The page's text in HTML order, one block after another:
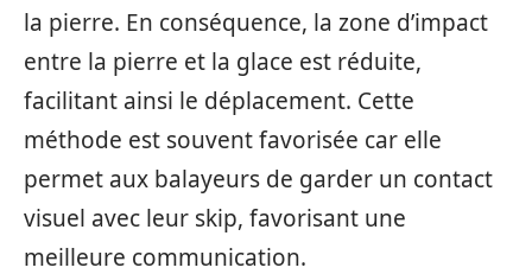
la pierre. En conséquence, la zone d’impact
entre la pierre et la glace est réduite,
facilitant ainsi le déplacement. Cette
méthode est souvent favorisée car elle
permet aux balayeurs de garder un contact
visuel avec leur skip, favorisant une
meilleure communication.